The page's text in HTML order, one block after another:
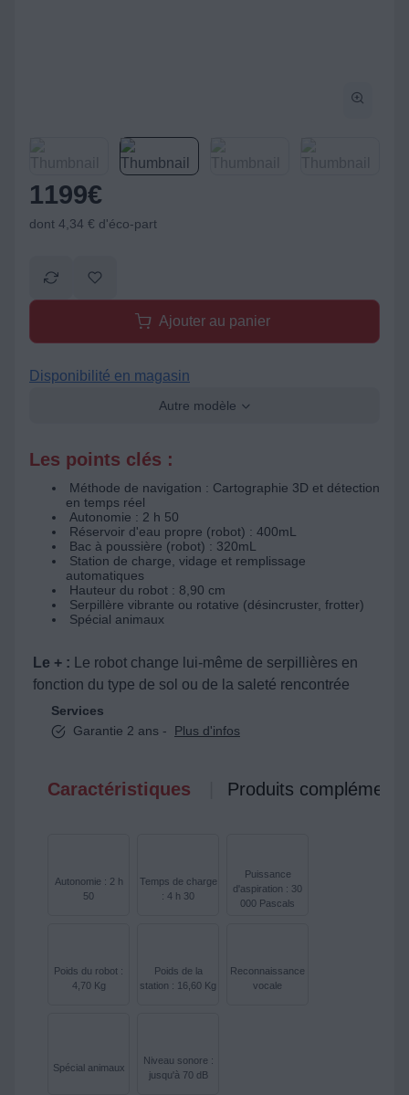
1199€
dont 4,34 € d'éco-part
Ajouter au panier
Disponibilité en magasin
Autre modèle
Les points clés :
Méthode de navigation : Cartographie 3D et détection
en temps réel
Autonomie : 2 h 50
Réservoir d'eau propre (robot) : 400mL
Bac à poussière (robot) : 320mL
Station de charge, vidage et remplissage
automatiques
Hauteur du robot : 8,90 cm
Serpillère vibrante ou rotative (désincruster, frotter)
Spécial animaux
Le + :
Le robot change lui-même de serpillières en
fonction du type de sol ou de la saleté rencontrée
Services
Garantie 2 ans -
Plus d'infos
Caractéristiques Produits
Autonomie : 2 h
50
Temps de charge
: 4 h 30
Puissance
d'aspiration : 30
000 Pascals
Poids du robot :
4,70 Kg
Poids de la
station : 16,60 Kg
Reconnaissance
vocale
Spécial animaux
Niveau sonore :
jusqu'à 70 dB